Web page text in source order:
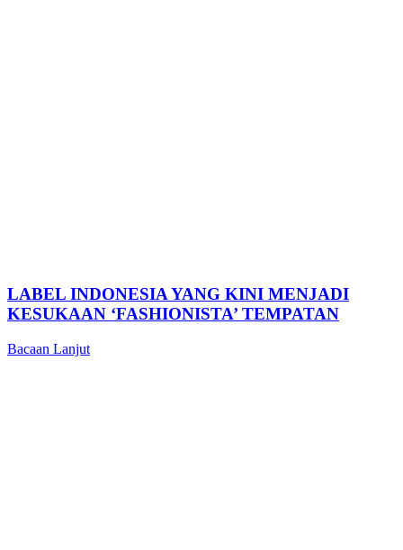
LABEL INDONESIA YANG KINI MENJADI
KESUKAAN ‘FASHIONISTA’ TEMPATAN
Bacaan Lanjut